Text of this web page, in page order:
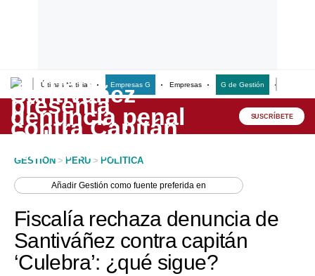
Últimas Noticias Empresas G Empresas G de Gestión
Lo último
Peru Quiosco
Economía
Mercados
SUSCRÍBETE
GESTION > PERU > POLITICA
AñadirGestión como fuente preferida en
Fiscalía rechaza denuncia de
Santiváñez contra capitán
‘Culebra’: ¿qué sigue?